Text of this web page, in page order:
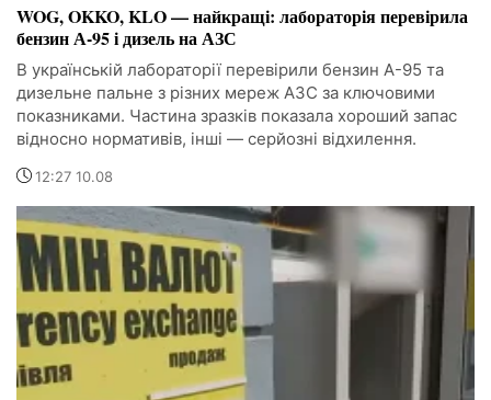
WOG, OKKO, KLO — найкращі: лабораторія перевірила
бензин А-95 і дизель на АЗС
В українській лабораторії перевірили бензин А-95 та
дизельне пальне з різних мереж АЗС за ключовими
показниками. Частина зразків показала хороший запас
відносно нормативів, інші — серйозні відхилення.
12:27 10.08